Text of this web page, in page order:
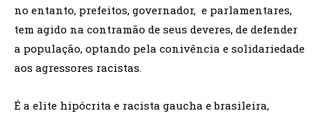
no entanto, prefeitos, governador, e parlamentares,
tem agido na contramão de seus deveres, de defender
a população, optando pela conivência e solidariedade
aos agressores racistas.
É a elite hipócrita e racista gaucha e brasileira,